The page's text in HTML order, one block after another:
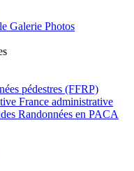
Galerie Photos
pédestres (FFRP)
France administrative
Randonnées en PACA